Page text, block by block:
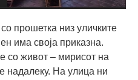
прошетка низ уличките
има своја приказна.
со живот – мирисот на
надалеку. На улица ни